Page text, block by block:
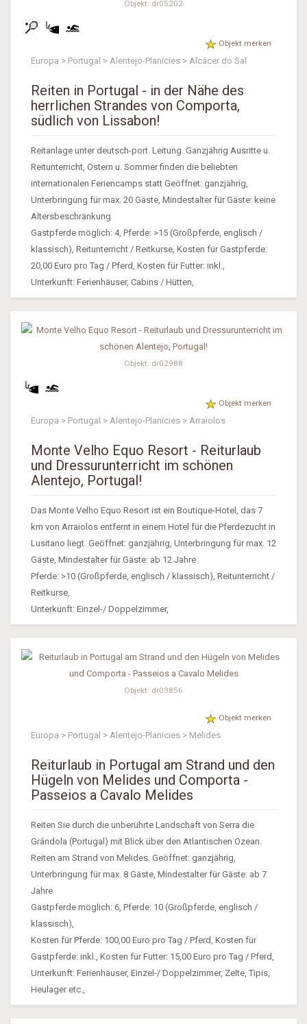
Objekt: dr05202
Objekt merken
Europa > Portugal > Alentejo-Planicies > Alcácer do Sal
Reiten in Portugal - in der Nähe des
herrlichen Strandes von Comporta,
südlich von Lissabon!
Reitanlage unter deutsch-port. Leitung. Ganzjährig Ausritte u.
Reitunterricht, Ostern u. Sommer finden die beliebten
internationalen Feriencamps statt Geöffnet: ganzjährig,
Unterbringung für max. 20 Gäste, Mindestalter für Gäste: keine
Altersbeschränkung
Gastpferde möglich: 4, Pferde: >15 (Großpferde, englisch /
klassisch), Reitunterricht / Reitkurse, Kosten für Gastpferde:
20,00 Euro pro Tag / Pferd, Kosten für Futter: inkl.,
Unterkunft: Ferienhäuser, Cabins / Hütten,
Objekt: dr02988
Objekt merken
Europa > Portugal > Alentejo-Planicies > Arraiolos
Monte Velho Equo Resort - Reiturlaub
und Dressurunterricht im schönen
Alentejo, Portugal!
Das Monte Velho Equo Resort ist ein Boutique-Hotel, das 7
km von Arraiolos entfernt in einem Hotel für die Pferdezucht in
Lusitano liegt. Geöffnet: ganzjährig, Unterbringung für max. 12
Gäste, Mindestalter für Gäste: ab 12 Jahre
Pferde: >10 (Großpferde, englisch / klassisch), Reitunterricht /
Reitkurse,
Unterkunft: Einzel-/ Doppelzimmer,
Objekt: dr03856
Objekt merken
Europa > Portugal > Alentejo-Planicies > Melides
Reiturlaub in Portugal am Strand und den
Hügeln von Melides und Comporta -
Passeios a Cavalo Melides
Reiten Sie durch die unberührte Landschaft von Serra die
Grândola (Portugal) mit Blick über den Atlantischen Ozean.
Reiten am Strand von Melides. Geöffnet: ganzjährig,
Unterbringung für max. 8 Gäste, Mindestalter für Gäste: ab 7
Jahre
Gastpferde möglich: 6, Pferde: 10 (Großpferde, englisch /
klassisch),
Kosten für Pferde: 100,00 Euro pro Tag / Pferd, Kosten für
Gastpferde: inkl., Kosten für Futter: 15,00 Euro pro Tag / Pferd,
Unterkunft: Ferienhäuser, Einzel-/ Doppelzimmer, Zelte, Tipis,
Heulager etc.,